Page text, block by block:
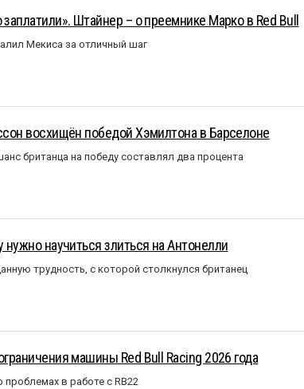
Штайнер – о преемнике Марко в Red Bull
Мекиса за отличный шаг
восхищён победой Хэмилтона в Барселоне
британца на победу составлял два процента
научиться злиться на Антонелли
трудность, с которой столкнулся британец
машины Red Bull Racing 2026 года
проблемах в работе с RB22